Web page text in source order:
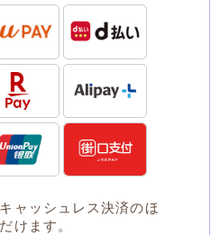
ャッシュレス決済のほ
けます。